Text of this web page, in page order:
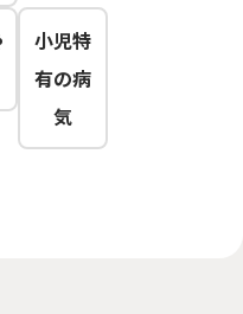
小児特
有の病
気